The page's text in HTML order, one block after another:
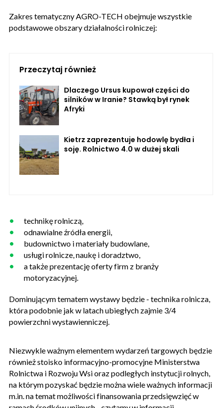
Zakres tematyczny AGRO-TECH obejmuje wszystkie
podstawowe obszary działalności rolniczej:
Przeczytaj również
Dlaczego Ursus kupował części do
silników w Iranie? Stawką był rynek
Afryki
Kietrz zaprezentuje hodowlę bydła i
soję. Rolnictwo 4.0 w dużej skali
technikę rolniczą,
odnawialne źródła energii,
budownictwo i materiały budowlane,
usługi rolnicze, naukę i doradztwo,
a także prezentację oferty firm z branży
motoryzacyjnej.
Dominującym tematem wystawy będzie - technika rolnicza,
która podobnie jak w latach ubiegłych zajmie 3/4
powierzchni wystawienniczej.
Niezwykle ważnym elementem wydarzeń targowych będzie
również stoisko informacyjno-promocyjne Ministerstwa
Rolnictwa i Rozwoju Wsi oraz podległych instytucji rolnych,
na którym pozyskać będzie można wiele ważnych informacji
m.in. na temat możliwości finansowania przedsięwzięć w